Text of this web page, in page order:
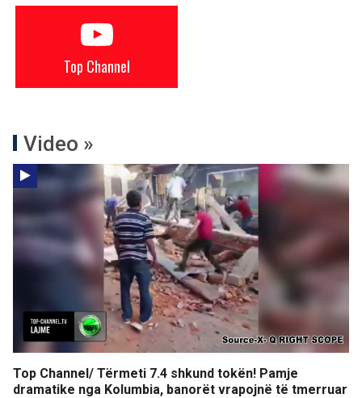
Top Channel
Video »
Top Channel/ Tërmeti 7.4 shkund tokën! Pamje
dramatike nga Kolumbia, banorët vrapojnë të tmerruar